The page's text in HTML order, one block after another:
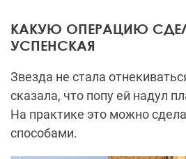
КАКУЮ ОПЕРАЦИЮ
УСПЕНСКАЯ
Звезда не стала
сказала, что попу ей надул
На практике это можно
способами.